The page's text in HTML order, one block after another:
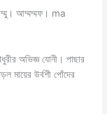
আম্মম্মফ। ma
অভিজ্ঞ যোনী। পাছার
মায়ের উর্বশী পোঁদের